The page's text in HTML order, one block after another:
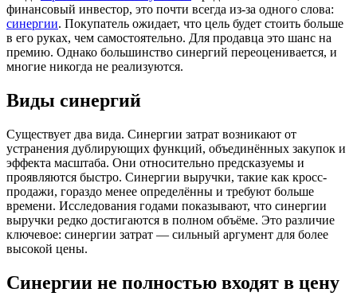
финансовый инвестор, это почти всегда из-за одного слова:
синергии. Покупатель ожидает, что цель будет стоить больше
в его руках, чем самостоятельно. Для продавца это шанс на
премию. Однако большинство синергий переоценивается, и
многие никогда не реализуются.
Виды синергий
Существует два вида. Синергии затрат возникают от
устранения дублирующих функций, объединённых закупок и
эффекта масштаба. Они относительно предсказуемы и
проявляются быстро. Синергии выручки, такие как кросс-
продажи, гораздо менее определённы и требуют больше
времени. Исследования годами показывают, что синергии
выручки редко достигаются в полном объёме. Это различие
ключевое: синергии затрат — сильный аргумент для более
высокой цены.
Синергии не полностью входят в цену